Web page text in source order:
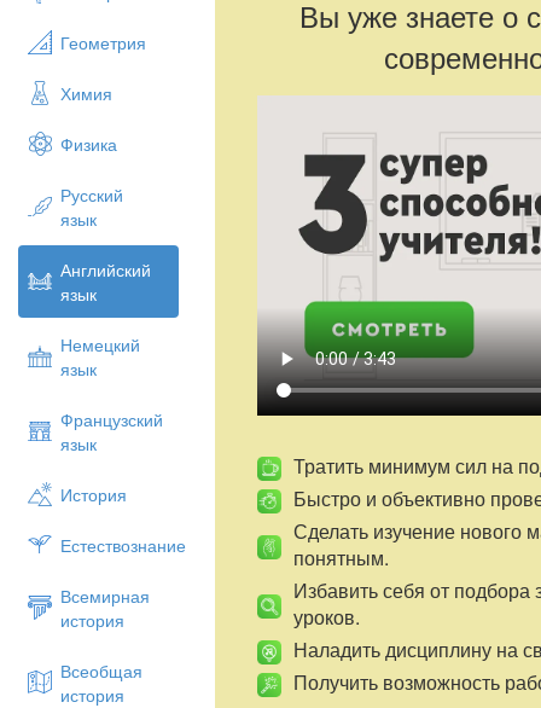
Геометрия
Химия
Физика
Русский
язык
Английский
язык
Немецкий
язык
Французский
язык
История
Естествознание
Всемирная
история
Всеобщая
история
Вы уже знаете о
Тратить минимум сил на
Быстро и объективно
Сделать изучение нового
понятным.
Избавить себя от подбора
уроков.
Наладить дисциплину на
Получить возможность